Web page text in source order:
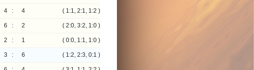
4 : 4 ( 1:1, 2:1, 1:2 )
6 : 2 ( 2:0, 3:2, 1:0 )
2 : 1 ( 0:0, 1:1, 1:0 )
3 : 6 ( 1:2, 2:3, 0:1 )